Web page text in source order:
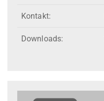
Kontakt:
Downloads: